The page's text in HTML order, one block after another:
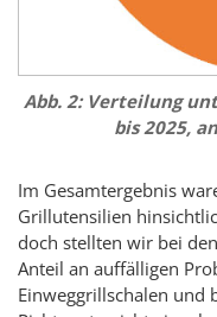
Abb. 2: Verteilung
bis 2025,
Im Gesamtergebnis
Grillutensilien
doch stellten wir bei
Anteil an auffälligen
Einweggrillschalen und